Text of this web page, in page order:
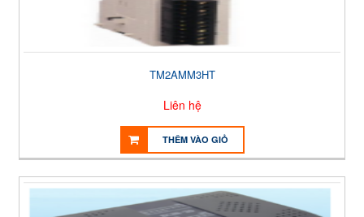
TM2AMM3HT
Liên hệ
THÊM VÀO GIỎ